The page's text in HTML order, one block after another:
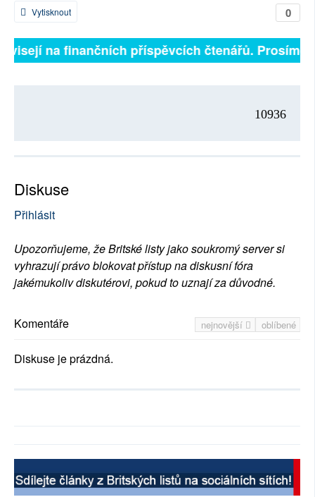
0
Vytisknout
na finančních příspěvcích čtenářů. Prosíme,
10936
Diskuse
Přihlásit
Upozorňujeme, že Britské listy jako soukromý server si
vyhrazují právo blokovat přístup na diskusní fóra
jakémukoliv diskutérovi, pokud to uznají za důvodné.
nejnovější oblíbené
Komentáře
Diskuse je prázdná.